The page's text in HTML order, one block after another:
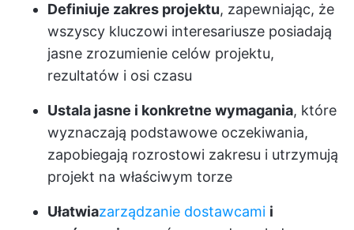
Definiuje zakres projektu, zapewniając, że
wszyscy kluczowi interesariusze posiadają
jasne zrozumienie celów projektu,
rezultatów i osi czasu
Ustala jasne i konkretne wymagania, które
wyznaczają podstawowe oczekiwania,
zapobiegają rozrostowi zakresu i utrzymują
projekt na właściwym torze
Ułatwiazarządzanie dostawcami i